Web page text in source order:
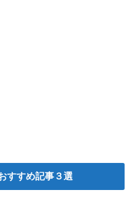
すすめ記事３選